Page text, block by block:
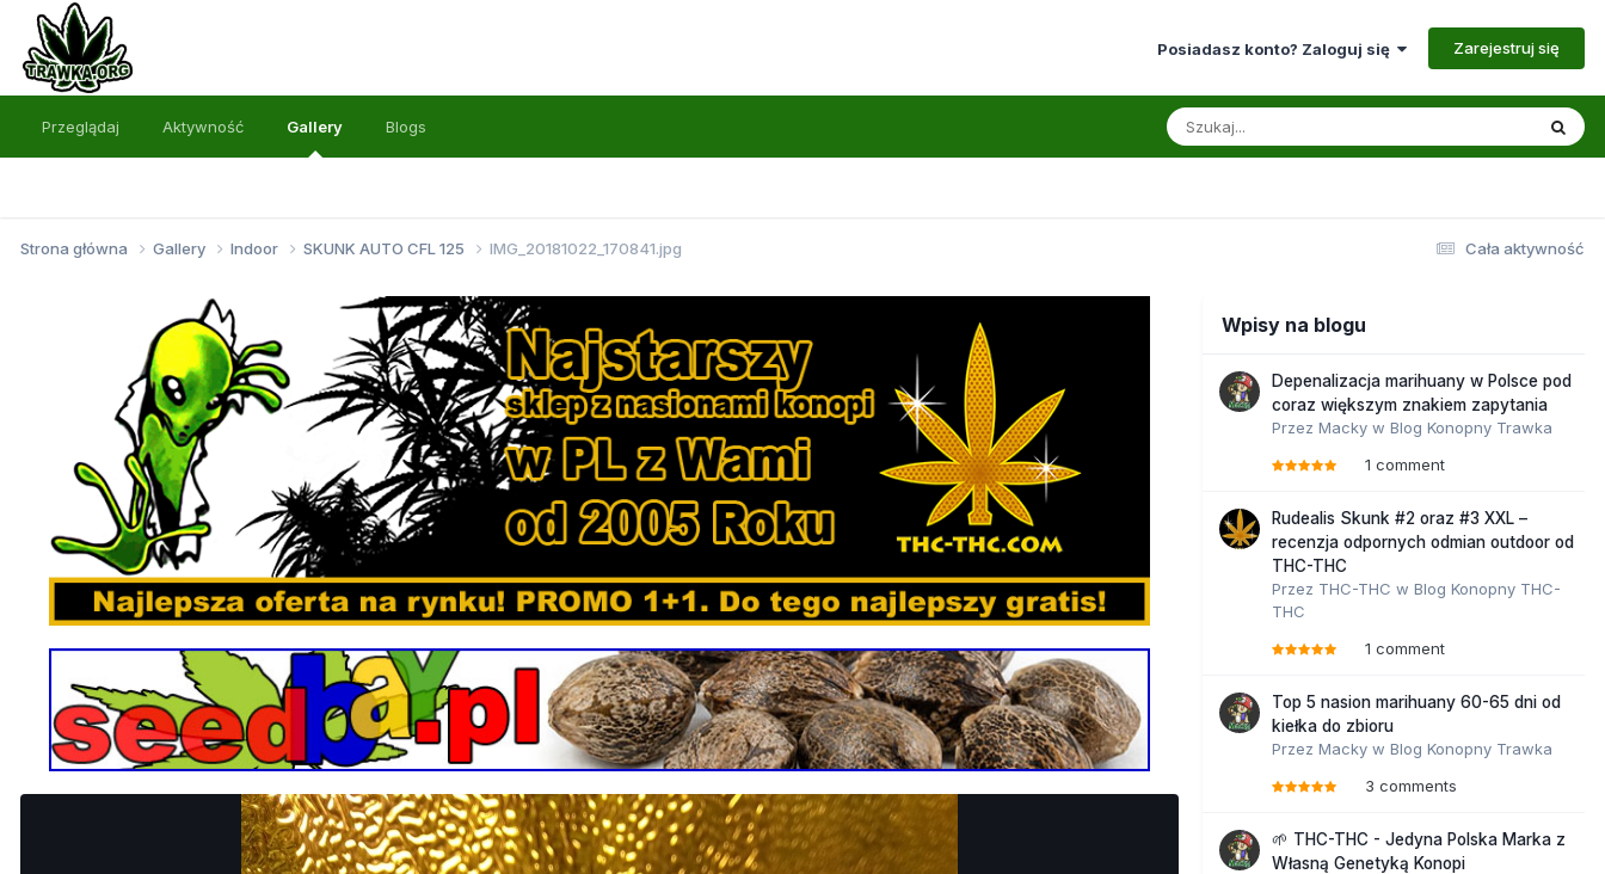
Posiadasz konto? Zaloguj się Zarejestruj się
Przeglądaj Aktywność Gallery Blogs
Cała aktywność
Strona główna Gallery Indoor SKUNK AUTO CFL 125 IMG_20181022_170841.jpg
Wpisy na blogu
Depenalizacja marihuany w Polsce pod
coraz większym znakiem zapytania
Przez Macky w Blog Konopny Trawka
1 comment
Rudealis Skunk #2 oraz #3 XXL –
recenzja odpornych odmian outdoor od
THC-THC
Przez THC-THC w Blog Konopny THC-
THC
1 comment
Top 5 nasion marihuany 60-65 dni od
kiełka do zbioru
Przez Macky w Blog Konopny Trawka
3 comments
🌱 THC-THC - Jedyna Polska Marka z
Własną Genetyką Konopi